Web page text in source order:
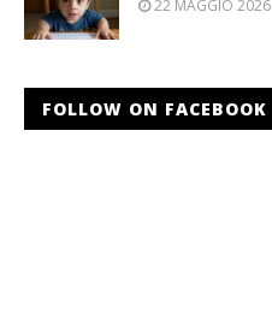
22 MAGGIO 2026
FOLLOW ON FACEBOOK